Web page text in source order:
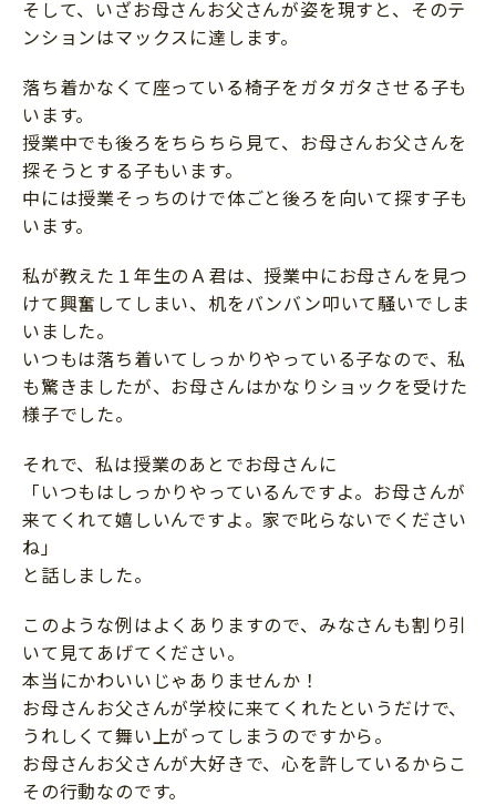
そして、いざお母さんお父さんが姿を現すと、そのテ
ンションはマックスに達します。
落ち着かなくて座っている椅子をガタガタさせる子も
います。
授業中でも後ろをちらちら見て、お母さんお父さんを
探そうとする子もいます。
中には授業そっちのけで体ごと後ろを向いて探す子も
います。
私が教えた１年生のＡ君は、授業中にお母さんを見つ
けて興奮してしまい、机をバンバン叩いて騒いでしま
いました。
いつもは落ち着いてしっかりやっている子なので、私
も驚きましたが、お母さんはかなりショックを受けた
様子でした。
それで、私は授業のあとでお母さんに
「いつもはしっかりやっているんですよ。お母さんが
来てくれて嬉しいんですよ。家で叱らないでください
ね」
と話しました。
このような例はよくありますので、みなさんも割り引
いて見てあげてください。
本当にかわいいじゃありませんか！
お母さんお父さんが学校に来てくれたというだけで、
うれしくて舞い上がってしまうのですから。
お母さんお父さんが大好きで、心を許しているからこ
その行動なのです。